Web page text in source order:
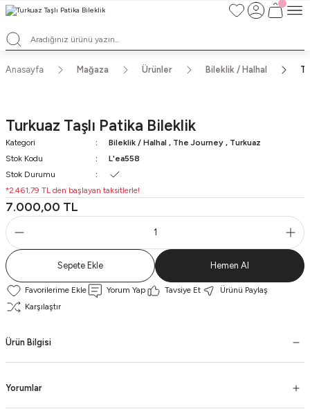
TÜM ALIŞVERİŞLERDE ÜCRETSİZ KARGO ve TAKSİT İMKANLARI
L'EA'NIN BÜYÜLÜ DÜNYASINA HOŞ GELDİNİZ
HER BİR L'EA ÖMÜR BOYU SAKLAYACAĞINIZ ANLAMLI BİR PARÇA
TEK ÜRETİM EL YAPIMI TASARIMLAR
Anasayfa Mağaza Ürünler Bileklik / Halhal
Turkuaz Taşlı Patika Bileklik
Kategori Bileklik / Halhal , The Journey , Turkuaz
Stok Kodu
L'ea558
Stok Durumu
*2.461,79 TL den başlayan taksitlerle!
7.000,00 TL
Sepete Ekle Hemen Al
Yorum Yap Tavsiye Et
Ürünü Paylaş
Karşılaştır
Ürün Bilgisi
Yorumlar